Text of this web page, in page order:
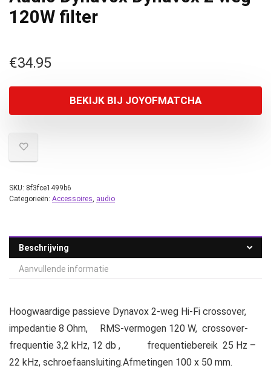
120W filter
€34.95
BEKIJK BIJ JOYOFMATCHA
SKU: 8f3fce1499b6
Categorieën: Accessoires, audio
Beschrijving
Aanvullende informatie
Hoogwaardige passieve Dynavox 2-weg Hi-Fi crossover,
impedantie 8 Ohm, RMS-vermogen 120 W, crossover-
frequentie 3,2 kHz, 12 db , frequentiebereik 25 Hz –
22 kHz, schroefaansluiting.Afmetingen 100 x 50 mm.